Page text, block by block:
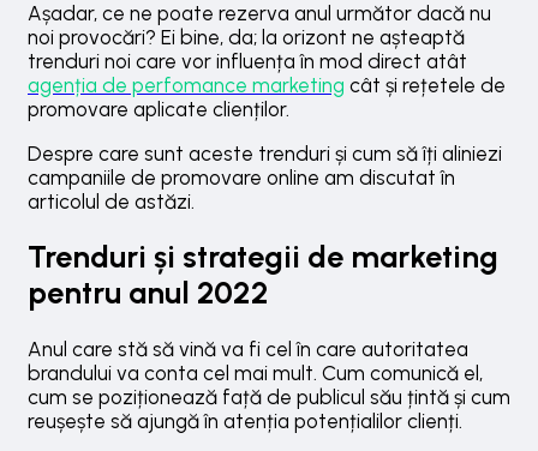
Așadar, ce ne poate rezerva anul următor dacă nu
noi provocări? Ei bine, da; la orizont ne așteaptă
trenduri noi care vor influența în mod direct atât
agenția de perfomance marketing cât și rețetele de
promovare aplicate clienților.
Despre care sunt aceste trenduri și cum să îți aliniezi
campaniile de promovare online am discutat în
articolul de astăzi.
Trenduri și strategii de marketing
pentru anul 2022
Anul care stă să vină va fi cel în care autoritatea
brandului va conta cel mai mult. Cum comunică el,
cum se poziționează față de publicul său țintă și cum
reușește să ajungă în atenția potențialilor clienți.